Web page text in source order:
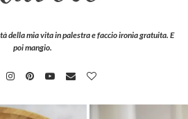
della mia vita in palestra e faccio ironia gratuita. E
poi mangio.